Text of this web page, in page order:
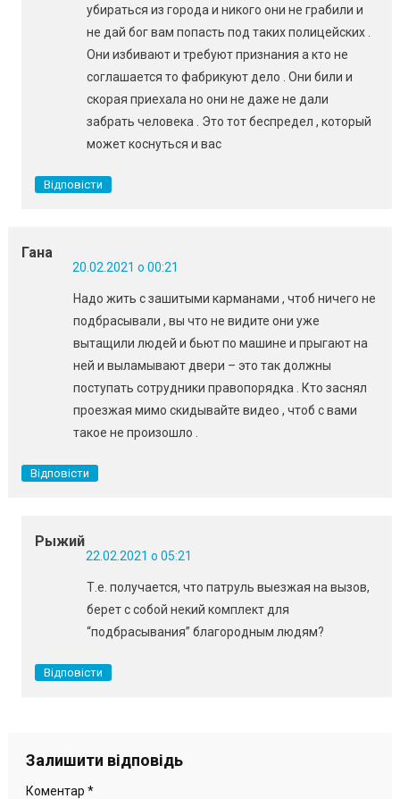
убираться из города и никого они не грабили и
не дай бог вам попасть под таких полицейских .
Они избивают и требуют признания а кто не
соглашается то фабрикуют дело . Они били и
скорая приехала но они не даже не дали
забрать человека . Это тот беспредел , который
может коснуться и вас
Відповісти
Гана
20.02.2021 о 00:21
Надо жить с зашитыми карманами , чтоб ничего не
подбрасывали , вы что не видите они уже
вытащили людей и бьют по машине и прыгают на
ней и выламывают двери – это так должны
поступать сотрудники правопорядка . Кто заснял
проезжая мимо скидывайте видео , чтоб с вами
такое не произошло .
Відповісти
Рыжий
22.02.2021 о 05:21
Т.е. получается, что патруль выезжая на вызов,
берет с собой некий комплект для
“подбрасывания” благородным людям?
Відповісти
Залишити відповідь
Коментар *